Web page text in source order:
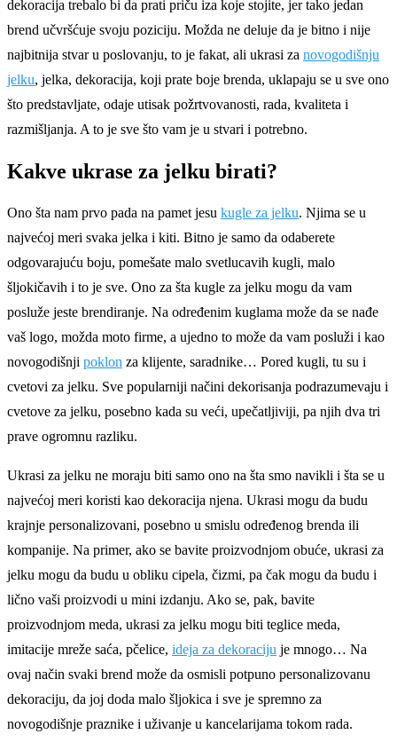
dekoracija trebalo bi da prati priču iza koje stojite, jer tako jedan
brend učvršćuje svoju poziciju. Možda ne deluje da je bitno i nije
najbitnija stvar u poslovanju, to je fakat, ali ukrasi za novogodišnju
jelku, jelka, dekoracija, koji prate boje brenda, uklapaju se u sve ono
što predstavljate, odaje utisak požrtvovanosti, rada, kvaliteta i
razmišljanja. A to je sve što vam je u stvari i potrebno.
Kakve ukrase za jelku birati?
Ono šta nam prvo pada na pamet jesu kugle za jelku. Njima se u
najvećoj meri svaka jelka i kiti. Bitno je samo da odaberete
odgovarajuću boju, pomešate malo svetlucavih kugli, malo
šljokičavih i to je sve. Ono za šta kugle za jelku mogu da vam
posluže jeste brendiranje. Na određenim kuglama može da se nađe
vaš logo, možda moto firme, a ujedno to može da vam posluži i kao
novogodišnji poklon za klijente, saradnike… Pored kugli, tu su i
cvetovi za jelku. Sve popularniji načini dekorisanja podrazumevaju i
cvetove za jelku, posebno kada su veći, upečatljiviji, pa njih dva tri
prave ogromnu razliku.
Ukrasi za jelku ne moraju biti samo ono na šta smo navikli i šta se u
najvećoj meri koristi kao dekoracija njena. Ukrasi mogu da budu
krajnje personalizovani, posebno u smislu određenog brenda ili
kompanije. Na primer, ako se bavite proizvodnjom obuće, ukrasi za
jelku mogu da budu u obliku cipela, čizmi, pa čak mogu da budu i
lično vaši proizvodi u mini izdanju. Ako se, pak, bavite
proizvodnjom meda, ukrasi za jelku mogu biti teglice meda,
imitacije mreže saća, pčelice, ideja za dekoraciju je mnogo… Na
ovaj način svaki brend može da osmisli potpuno personalizovanu
dekoraciju, da joj doda malo šljokica i sve je spremno za
novogodišnje praznike i uživanje u kancelarijama tokom rada.